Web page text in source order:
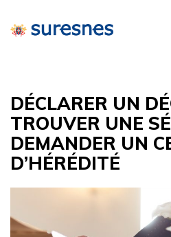
DÉCLARER UN
TROUVER UNE
DEMANDER UN
D’HÉRÉDITÉ